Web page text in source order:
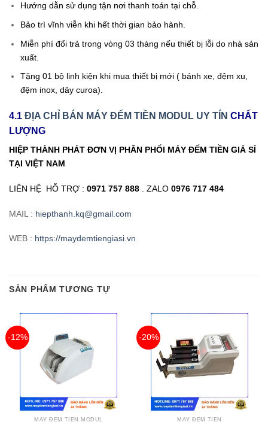
Hướng dẫn sử dụng tận nơi thanh toán tại chỗ.
Bảo trì vĩnh viễn khi hết thời gian bảo hành.
Miễn phí đổi trả trong vòng 03 tháng nếu thiết bị lỗi do nhà sản
xuất.
Tặng 01 bộ linh kiện khi mua thiết bị mới ( bánh xe, đệm xu,
đệm inox, dây curoa).
4.1 ĐỊA CHỈ BÁN MÁY ĐẾM TIỀN MODUL UY TÍN CHẤT
LƯỢNG
HIỆP THÀNH PHÁT ĐƠN VỊ PHÂN PHỐI MÁY ĐẾM TIỀN GIÁ SỈ
TẠI VIỆT NAM
LIÊN HỆ HỖ TRỢ : 0971 757 888 . ZALO 0976 717 484
MAIL : hiepthanh.kq@gmail.com
WEB : https://maydemtiengiasi.vn
SẢN PHẨM TƯƠNG TỰ
-12%
MÁY ĐẾM TIỀN MODUL
-20%
MÁY ĐẾM TIỀN